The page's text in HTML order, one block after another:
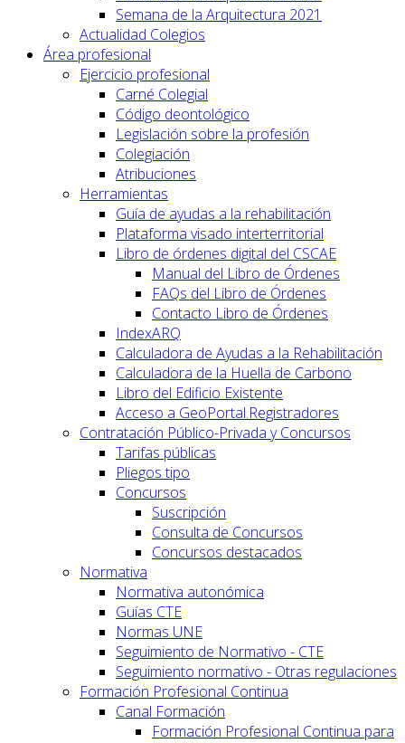
Semana de la Arquitectura 2021
Actualidad Colegios
Área profesional
Ejercicio profesional
Carné Colegial
Código deontológico
Legislación sobre la profesión
Colegiación
Atribuciones
Herramientas
Guía de ayudas a la rehabilitación
Plataforma visado interterritorial
Libro de órdenes digital del CSCAE
Manual del Libro de Órdenes
FAQs del Libro de Órdenes
Contacto Libro de Órdenes
IndexARQ
Calculadora de Ayudas a la Rehabilitación
Calculadora de la Huella de Carbono
Libro del Edificio Existente
Acceso a GeoPortal.Registradores
Contratación Público-Privada y Concursos
Tarifas públicas
Pliegos tipo
Concursos
Suscripción
Consulta de Concursos
Concursos destacados
Normativa
Normativa autonómica
Guías CTE
Normas UNE
Seguimiento de Normativo - CTE
Seguimiento normativo - Otras regulaciones
Formación Profesional Continua
Canal Formación
Formación Profesional Continua para